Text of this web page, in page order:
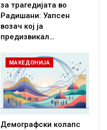
за трагедијата во
Радишани: Уапсен
возач кој ја
предизвикал…
МАКЕДОНИЈА
Демографски колапс